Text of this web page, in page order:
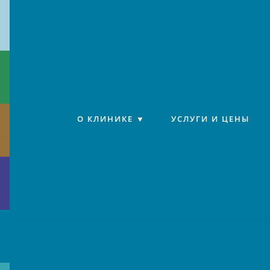
О КЛИНИКЕ УСЛУГИ И ЦЕНЫ